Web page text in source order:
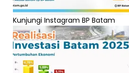
Kunjungi Instagram BP Batam